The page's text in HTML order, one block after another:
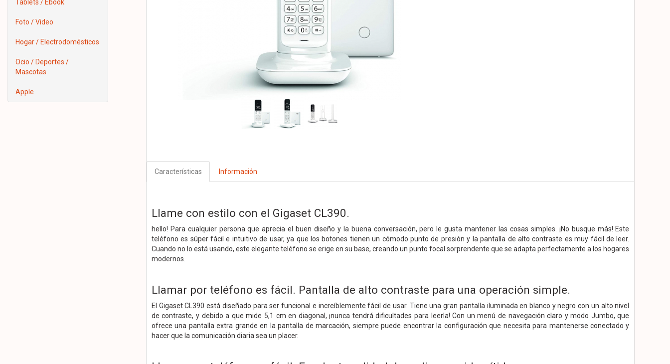
Tablets / Ebook
Foto / Video
Hogar / Electrodomésticos
Ocio / Deportes /
Mascotas
Apple
Características Información
Llame con estilo con el Gigaset CL390.
hello! Para cualquier persona que aprecia el buen diseño y la buena conversación, pero le gusta mantener las cosas simples. ¡No busque más! Este
teléfono es súper fácil e intuitivo de usar, ya que los botones tienen un cómodo punto de presión y la pantalla de alto contraste es muy fácil de leer.
Cuando no lo está usando, este elegante teléfono se erige en su base, creando un punto focal sorprendente que se adapta perfectamente a los hogares
modernos.
Llamar por teléfono es fácil. Pantalla de alto contraste para una operación simple.
El Gigaset CL390 está diseñado para ser funcional e increíblemente fácil de usar. Tiene una gran pantalla iluminada en blanco y negro con un alto nivel
de contraste, y debido a que mide 5,1 cm en diagonal, ¡nunca tendrá dificultades para leerla! Con un menú de navegación claro y modo Jumbo, que
ofrece una pantalla extra grande en la pantalla de marcación, siempre puede encontrar la configuración que necesita para mantenerse conectado y
hacer que la comunicación diaria sea un placer.